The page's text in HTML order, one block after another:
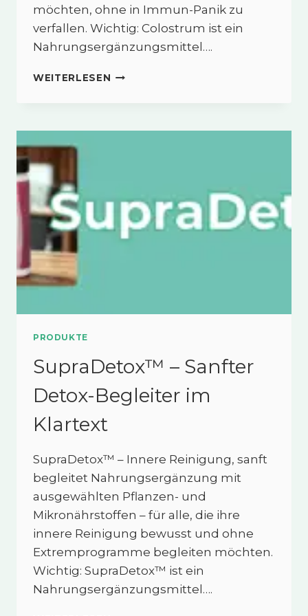
möchten, ohne in Immun-Panik zu
verfallen. Wichtig: Colostrum ist ein
Nahrungsergänzungsmittel….
WEITERLESEN COLOSTRUM
STARTER
PRODUKTE
SupraDetox™ – Sanfter
Detox-Begleiter im
Klartext
SupraDetox™ – Innere Reinigung, sanft
begleitet Nahrungsergänzung mit
ausgewählten Pflanzen- und
Mikronährstoffen – für alle, die ihre
innere Reinigung bewusst und ohne
Extremprogramme begleiten möchten.
Wichtig: SupraDetox™ ist ein
Nahrungsergänzungsmittel….